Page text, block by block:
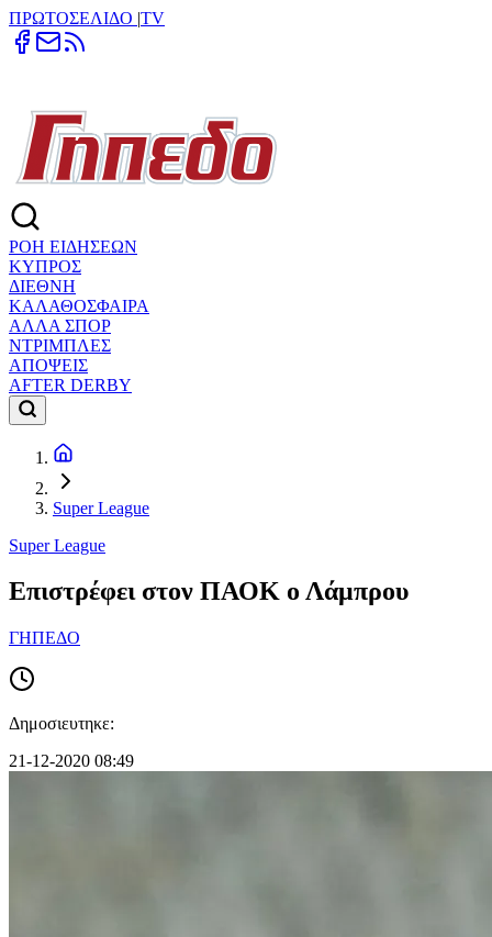
ΠΡΩΤΟΣΕΛΙΔΟ |TV
ΡΟΗ ΕΙΔΗΣΕΩΝ
ΚΥΠΡΟΣ
ΔΙΕΘΝΗ
ΚΑΛΑΘΟΣΦΑΙΡΑ
ΑΛΛΑ ΣΠΟΡ
ΝΤΡΙΜΠΛΕΣ
ΑΠΟΨΕΙΣ
AFTER DERBY
Super League
Super League
Επιστρέφει στον ΠΑΟΚ ο Λάμπρου
ΓΗΠΕΔΟ
Δημοσιευτηκε:
21-12-2020 08:49